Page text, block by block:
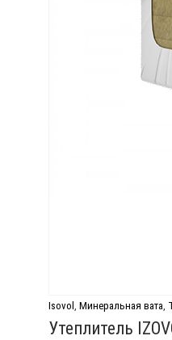
Isovol , Минеральная вата,
Утеплитель